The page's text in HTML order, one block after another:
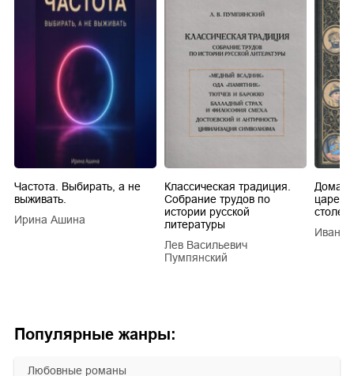
Популярные жанры:
любовные романы
Частота. Выбирать, а не
выживать.
Ирина Ашина
Классическая традиция.
Собрание трудов по
истории русской
литературы
Лев Васильевич
Пумпянский
царей
Иван